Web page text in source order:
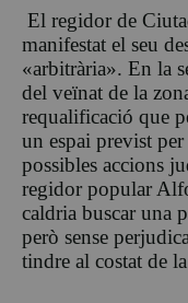
El regidor de
manifestat el seu
«arbitrària». En la
del veïnat de la
requalificació que
un espai previst
possibles accions
regidor popular
caldria buscar una
però sense
tindre al costat de